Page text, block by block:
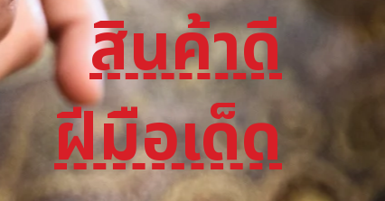
สินค้าดี
ฝีมือเด็ด